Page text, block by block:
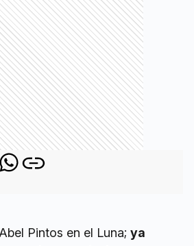
Pintos en el Luna; ya